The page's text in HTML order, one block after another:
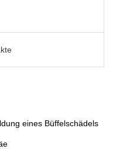
eines Büffelschädels